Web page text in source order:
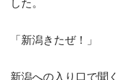
した。
「新潟きたぜ！」
新潟への入り口で聞